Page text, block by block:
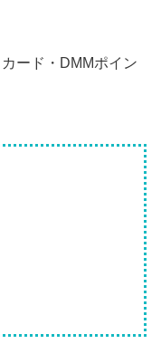
ード・DMMポイン